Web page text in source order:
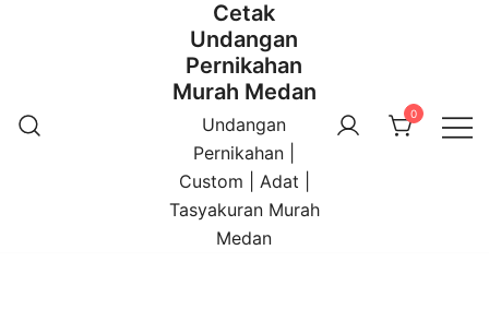
Cetak
Undangan
Pernikahan
Murah Medan
Undangan
Pernikahan |
Custom | Adat |
Tasyakuran Murah
Medan
0